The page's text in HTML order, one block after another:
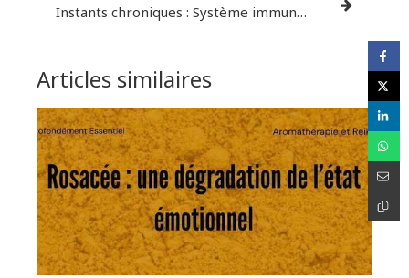
Instants chroniques : Système immunitaire, un incontournable !
Articles similaires